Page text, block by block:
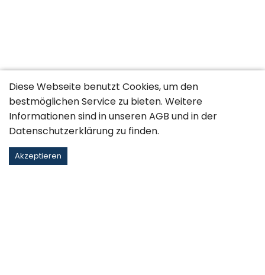
Diese Webseite benutzt Cookies, um den
bestmöglichen Service zu bieten. Weitere
Informationen sind in unserenAGB und in der
Datenschutzerklärung zu finden.
Akzeptieren